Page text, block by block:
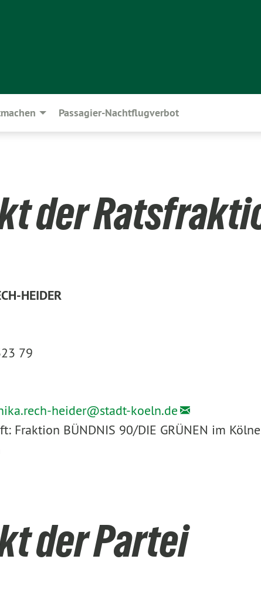
Passagier-Nachtflugverbot
der
HEIDER
79
heider@stadt-koeln.de
Fraktion BÜNDNIS 90/DIE GRÜNEN im
der Partei